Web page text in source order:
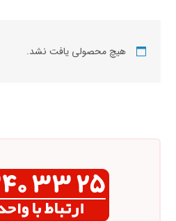
هیچ محصولی یافت نشد.